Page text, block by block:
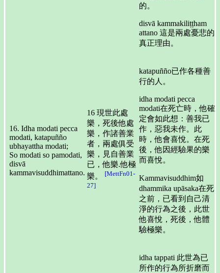
的。
disvā kammakiliṭṭham
attano 這是兩處憂悲的
真正理由。
16. Idha modati pecca
modati, katapuñño
ubhayattha modati;
So modati so pamodati,
disvā
kammavisuddhimattano.
16 現世此處
樂，死後他處
樂，作諸善業
者，兩處俱受
樂，見自善業
已，他樂.他極
樂。
[MettFn01-
27]
katapuñño已作各種善
行的人。
idha modati pecca
modati在死亡時，他確
定會如此想：善我已
作，惡我未作。此
時，他會喜悅。在死
後，他因經驗果的樂
而喜悅。
Kammavisuddhim如
dhammika upāsaka在死
之前，已看到自己清
淨的行為之後，此世
他喜悅，死後，他體
驗極樂。
idha tappati 此世為已
所作的行為所折磨而